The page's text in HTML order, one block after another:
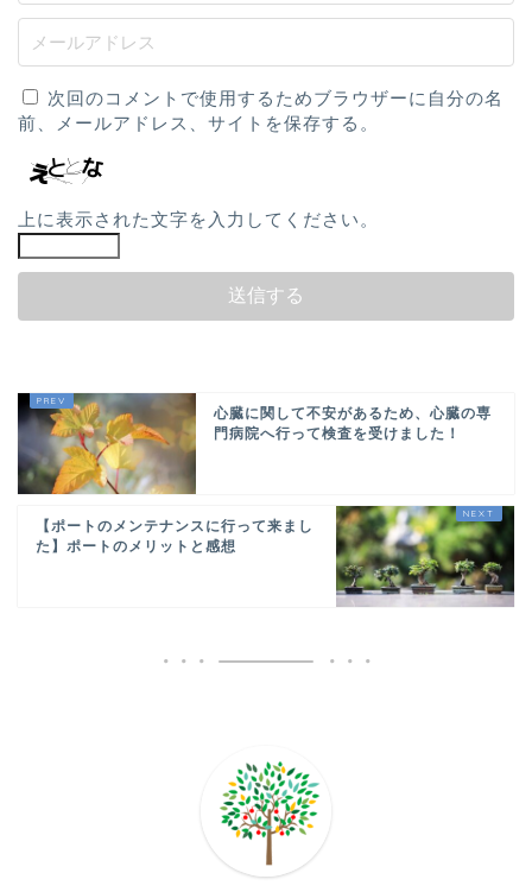
次回のコメントで使用するためブラウザーに自分の名
前、メールアドレス、サイトを保存する。
上に表示された文字を入力してください。
心臓に関して不安があるため、心臓の専
門病院へ行って検査を受けました！
【ポートのメンテナンスに行って来まし
た】ポートのメリットと感想